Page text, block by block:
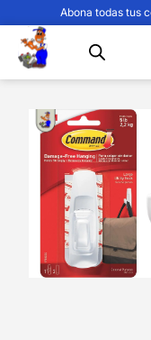
Abona todas tus